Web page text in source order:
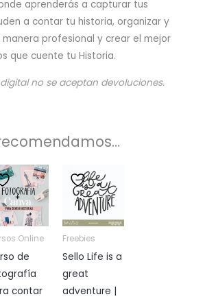
aprenderás a capturar tus
a contar tu historia, organizar y
profesional y crear el mejor
que cuente tu Historia.
no se aceptan devoluciones.
Online
de
contar
Freebies
Sello Life is a
great
adventure |